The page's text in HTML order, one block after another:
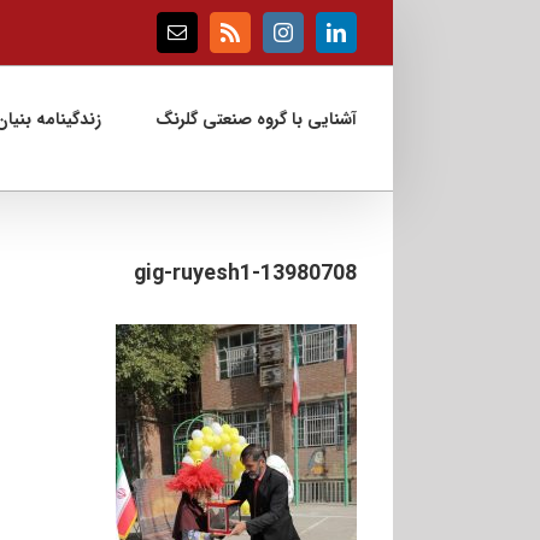
LinkedIn
Instagram
Rss
Email
آشنایی با گروه صنعتی گلرنگ زندگینامه
13980708-gig-ruyesh1